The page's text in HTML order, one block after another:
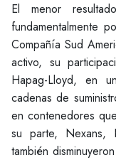
El menor
fundamentalmente
Compañía Sud
activo, su
Hapag-Lloyd, en
cadenas de
en contenedores
su parte, Nexans,
también